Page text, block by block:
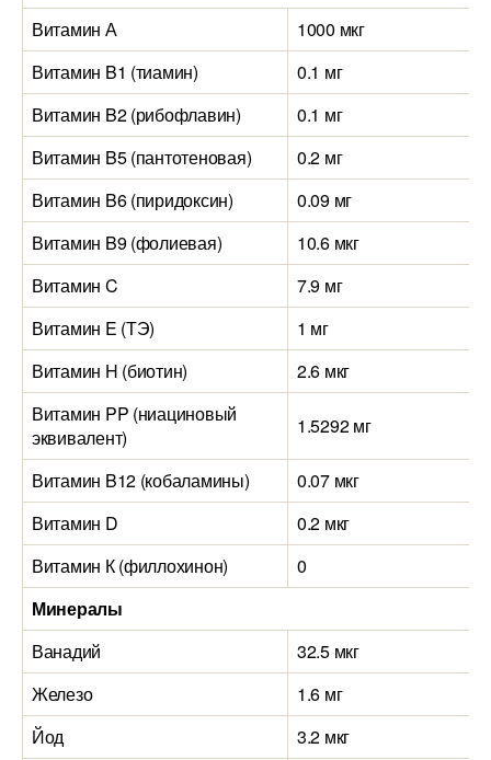
Витамин А
1000 мкг
Витамин B1 (тиамин)
0.1 мг
Витамин B2 (рибофлавин)
0.1 мг
Витамин B5 (пантотеновая)
0.2 мг
Витамин B6 (пиридоксин)
0.09 мг
Витамин B9 (фолиевая)
10.6 мкг
Витамин C
7.9 мг
Витамин E (ТЭ)
1 мг
Витамин H (биотин)
2.6 мкг
Витамин PP (ниациновый
эквивалент)
1.5292 мг
Витамин B12 (кобаламины)
0.07 мкг
Витамин D
0.2 мкг
Витамин К (филлохинон)
0
Минералы
Ванадий
32.5 мкг
Железо
1.6 мг
Йод
3.2 мкг